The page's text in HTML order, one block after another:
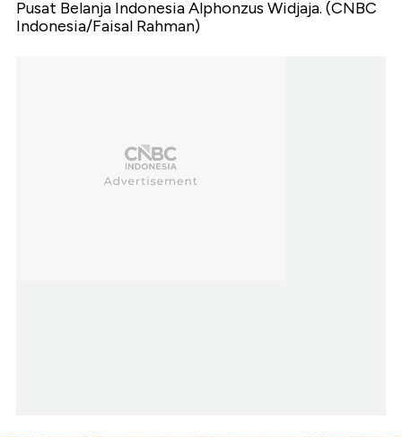
Pusat Belanja Indonesia Alphonzus Widjaja. (CNBC
Indonesia/Faisal Rahman)